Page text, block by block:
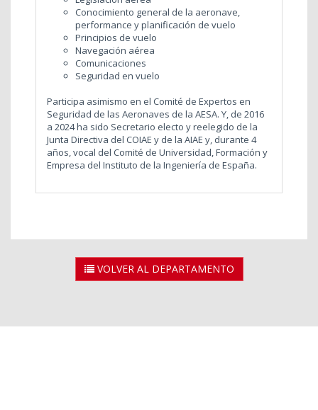
Conocimiento general de la aeronave,
performance y planificación de vuelo
Principios de vuelo
Navegación aérea
Comunicaciones
Seguridad en vuelo
Participa asimismo en el Comité de Expertos en
Seguridad de las Aeronaves de la AESA. Y, de 2016
a 2024 ha sido Secretario electo y reelegido de la
Junta Directiva del COIAE y de la AIAE y, durante 4
años, vocal del Comité de Universidad, Formación y
Empresa del Instituto de la Ingeniería de España.
VOLVER AL DEPARTAMENTO